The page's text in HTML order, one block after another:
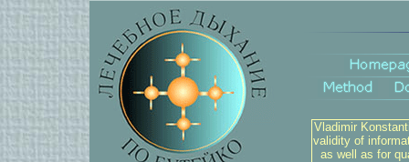
Vladimir
validity of
as well as for